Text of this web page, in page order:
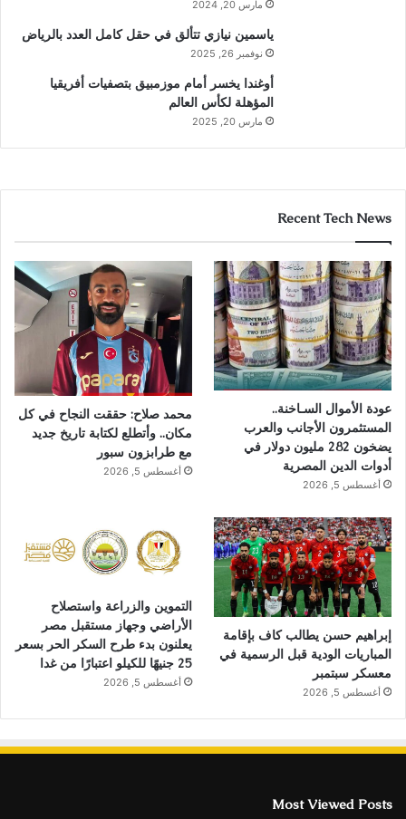
مارس 20, 2024
ياسمين نيازي تتألق في حقل كامل العدد بالرياض
نوفمبر 26, 2025
أوغندا يخسر أمام موزمبيق بتصفيات أفريقيا
المؤهلة لكأس العالم
مارس 20, 2025
Recent Tech News
عودة الأموال السـاخنة..
المستثمرون الأجانب والعرب
يضخون 282 مليون دولار في
أدوات الدين المصرية
أغسطس 5, 2026
محمد صلاح: حققت النجاح في كل
مكان.. وأتطلع لكتابة تاريخ جديد
مع طرابزون سبور
أغسطس 5, 2026
إبراهيم حسن يطالب كاف بإقامة
المباريات الودية قبل الرسمية في
معسكر سبتمبر
أغسطس 5, 2026
التموين والزراعة واستصلاح
الأراضي وجهاز مستقبل مصر
يعلنون بدء طرح السكر الحر بسعر
25 جنيهًا للكيلو اعتبارًا من غدا
أغسطس 5, 2026
Most Viewed Posts